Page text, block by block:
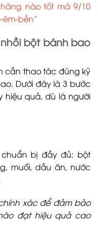
nào tốt mà 9/10
êm-bền”
bột bánh bao
cần thao tác đúng kỹ
Dưới đây là 3 bước
hiệu quả, dù là người
bị đầy đủ: bột
muối, dầu ăn, nước
xác để đảm bảo
đạt hiệu quả cao